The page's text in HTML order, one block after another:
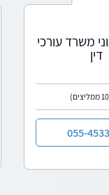
משרד עורכי
דין
055-